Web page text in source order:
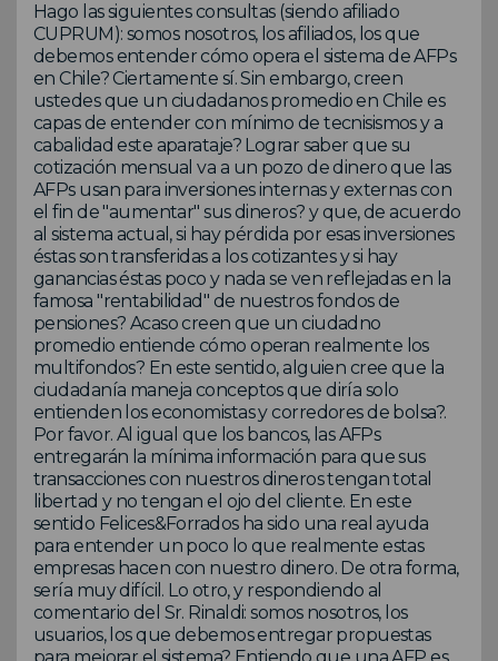
Hago las siguientes consultas (siendo afiliado
CUPRUM): somos nosotros, los afiliados, los que
debemos entender cómo opera el sistema de AFPs
en Chile? Ciertamente sí. Sin embargo, creen
ustedes que un ciudadanos promedio en Chile es
capas de entender con mínimo de tecnisismos y a
cabalidad este aparataje? Lograr saber que su
cotización mensual va a un pozo de dinero que las
AFPs usan para inversiones internas y externas con
el fin de "aumentar" sus dineros? y que, de acuerdo
al sistema actual, si hay pérdida por esas inversiones
éstas son transferidas a los cotizantes y si hay
ganancias éstas poco y nada se ven reflejadas en la
famosa "rentabilidad" de nuestros fondos de
pensiones? Acaso creen que un ciudadno
promedio entiende cómo operan realmente los
multifondos? En este sentido, alguien cree que la
ciudadanía maneja conceptos que diría solo
entienden los economistas y corredores de bolsa?.
Por favor. Al igual que los bancos, las AFPs
entregarán la mínima información para que sus
transacciones con nuestros dineros tengan total
libertad y no tengan el ojo del cliente. En este
sentido Felices&Forrados ha sido una real ayuda
para entender un poco lo que realmente estas
empresas hacen con nuestro dinero. De otra forma,
sería muy difícil. Lo otro, y respondiendo al
comentario del Sr. Rinaldi: somos nosotros, los
usuarios, los que debemos entregar propuestas